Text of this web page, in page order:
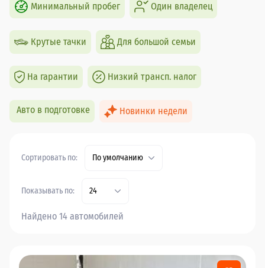
Минимальный пробег Один владелец
Крутые тачки Для большой семьи
На гарантии Низкий трансп. налог
Авто в подготовке Новинки недели
Сортировать по: По умолчанию
Показывать по: 24
Найдено 14 автомобилей